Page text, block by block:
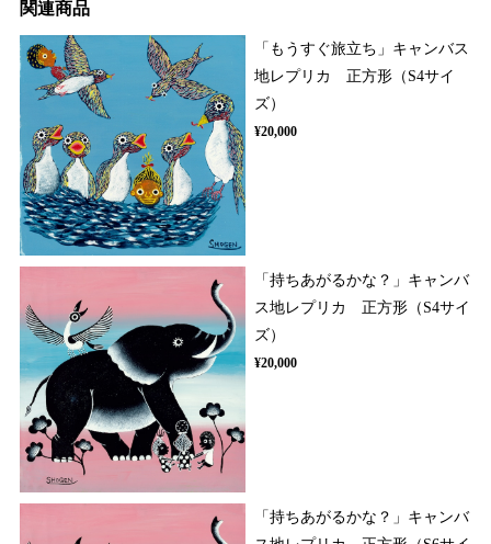
関連商品
「もうすぐ旅立ち」キャンバス
地レプリカ 正方形（S4サイ
ズ）
¥20,000
「持ちあがるかな？」キャンバ
ス地レプリカ 正方形（S4サイ
ズ）
¥20,000
「持ちあがるかな？」キャンバ